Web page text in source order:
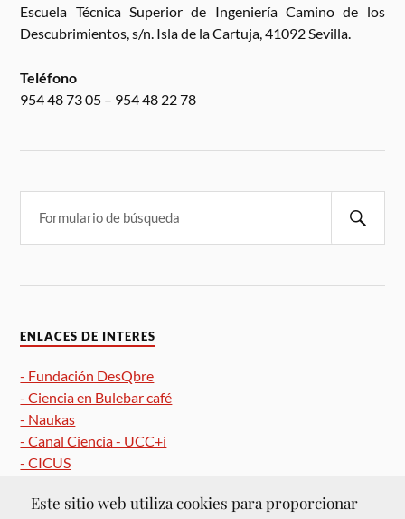
Escuela Técnica Superior de Ingeniería Camino de los
Descubrimientos, s/n. Isla de la Cartuja, 41092 Sevilla.
Teléfono
954 48 73 05 – 954 48 22 78
ENLACES DE INTERES
- Fundación DesQbre
- Ciencia en Bulebar café
- Naukas
- Canal Ciencia - UCC+i
- CICUS
Este sitio web utiliza cookies para proporcionar